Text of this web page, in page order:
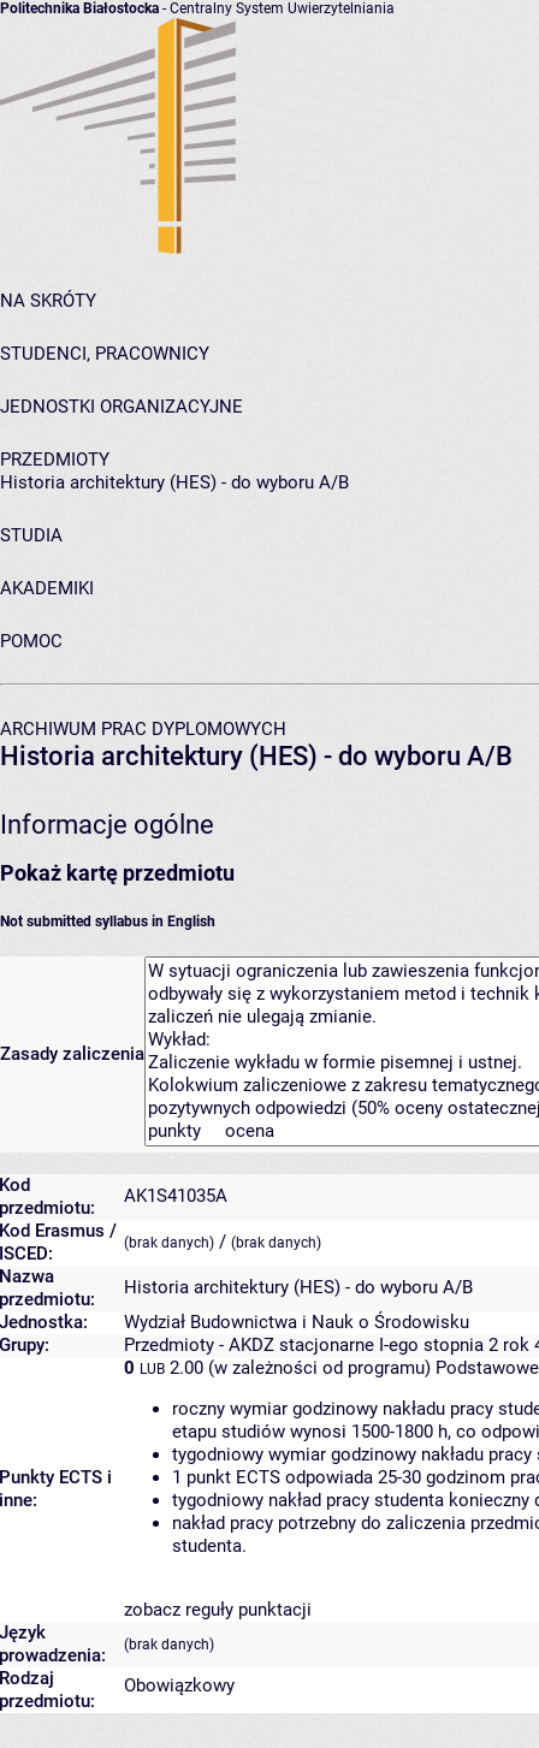
Politechnika Białostocka - Centralny System Uwierzytelniania
NA SKRÓTY
STUDENCI, PRACOWNICY
JEDNOSTKI ORGANIZACYJNE
PRZEDMIOTY
Historia architektury (HES) - do wyboru A/B
STUDIA
AKADEMIKI
POMOC
ARCHIWUM PRAC DYPLOMOWYCH
Historia architektury (HES) - do wyboru A/B
Informacje ogólne
Pokaż kartę przedmiotu
Not submitted syllabus in English
Zasady zaliczenia
Kod
przedmiotu:
AK1S41035A
Kod Erasmus /
ISCED:
(brak danych) / (brak danych)
Nazwa
przedmiotu:
Historia architektury (HES) - do wyboru A/B
Jednostka:
Wydział Budownictwa i Nauk o Środowisku
Grupy:
Przedmioty - AKDZ stacjonarne I-ego stopnia 2 rok
Punkty ECTS i
inne:
0 LUB 2.00 (w zależności od programu)
roczny wymiar godzinowy nakładu pracy
etapu studiów wynosi 1500-1800 h, co
tygodniowy wymiar godzinowy nakładu
1 punkt ECTS odpowiada 25-30 godzinom
tygodniowy nakład pracy studenta
nakład pracy potrzebny do zaliczenia
studenta.
zobacz reguły punktacji
Język
prowadzenia:
(brak danych)
Rodzaj
przedmiotu:
Obowiązkowy